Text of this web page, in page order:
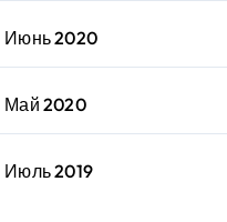
Июнь 2020
Май 2020
Июль 2019